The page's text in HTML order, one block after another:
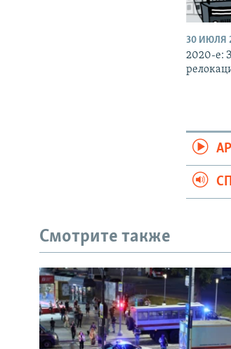
30 ИЮЛЯ
2020-е:
Смотрите также